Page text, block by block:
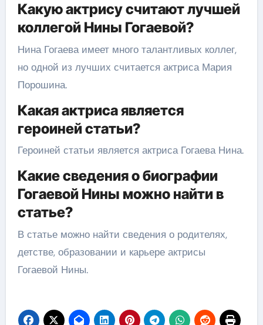
Какую актрису считают лучшей
коллегой Нины Гогаевой?
Нина Гогаева имеет много талантливых коллег,
но одной из лучших считается актриса Мария
Порошина.
Какая актриса является
героиней статьи?
Героиней статьи является актриса Гогаева Нина.
Какие сведения о биографии
Гогаевой Нины можно найти в
статье?
В статье можно найти сведения о родителях,
детстве, образовании и карьере актрисы
Гогаевой Нины.